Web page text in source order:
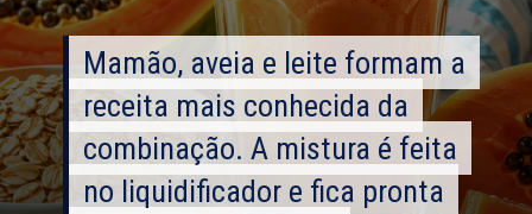
Mamão, aveia e leite formam a
receita mais conhecida da
combinação. A mistura é feita
no liquidificador e fica pronta
Mamão, aveia e leite formam a
receita mais conhecida da
combinação. A mistura é feita
no liquidificador e fica pronta